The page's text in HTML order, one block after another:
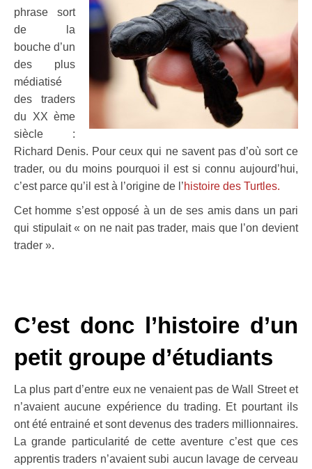
phrase sort
de la
bouche d’un
des plus
médiatisé
des traders
du XX ème
siècle :
Richard Denis. Pour ceux qui ne savent pas d’où sort ce
trader, ou du moins pourquoi il est si connu aujourd’hui,
c’est parce qu’il est à l’origine de l’histoire des Turtles.
Cet homme s’est opposé à un de ses amis dans un pari
qui stipulait « on ne nait pas trader, mais que l’on devient
trader ».
C’est donc l’histoire d’un
petit groupe d’étudiants
La plus part d’entre eux ne venaient pas de Wall Street et
n’avaient aucune expérience du trading. Et pourtant ils
ont été entrainé et sont devenus des traders millionnaires.
La grande particularité de cette aventure c’est que ces
apprentis traders n’avaient subi aucun lavage de cerveau